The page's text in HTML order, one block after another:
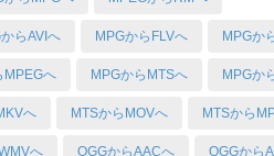
らAVIへ MPGからFLVへ MPGか
MPEGへ MPGからMTSへ MPGか
へ MTSからMOVへ MTSから
へ OGGからAACへ OGGから